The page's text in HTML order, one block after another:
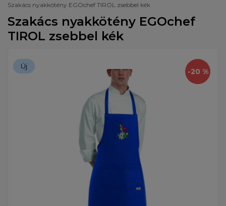
Szakács nyakkötény EGOchef TIROL zsebbel kék
Szakács nyakkötény EGOchef
TIROL zsebbel kék
-20 %
Új